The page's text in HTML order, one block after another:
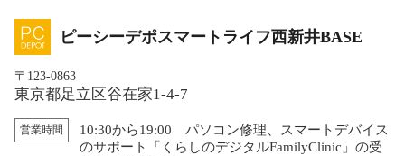
ピーシーデポスマートライフ西新井BASE
〒123-0863
東京都足立区谷在家1-4-7
営業時間
10:30から19:00 パソコン修理、スマートデバイス
のサポート「くらしのデジタルFamilyClinic」の受